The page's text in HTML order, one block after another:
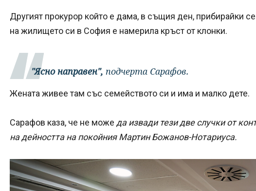
Другият прокурор който е дама, в същия ден, прибирайки
на жилището си в София е намерила кръст от клонки.
"Ясно направен", подчерта Сарафов.
Жената живее там със семейството си и има и малко дете.
Сарафов каза, че не може да извади тези две случки от
на дейността на покойния Мартин Божанов-Нотариуса.